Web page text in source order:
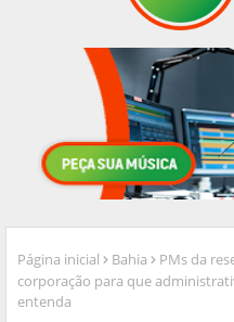
Página inicial Bahia
PMs da
corporação para que
entenda